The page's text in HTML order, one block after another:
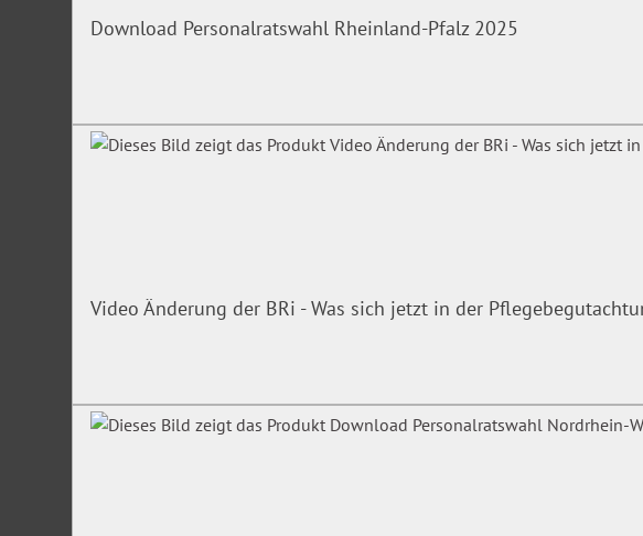
Download Personalratswahl Rheinland-Pfalz 2025
Video Änderung der BRi - Was sich jetzt in der